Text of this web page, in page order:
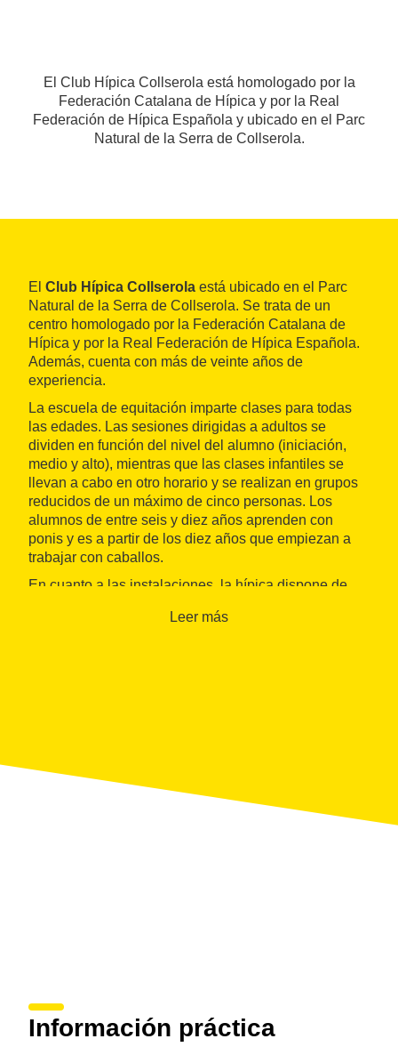
El Club Hípica Collserola está homologado por la
Federación Catalana de Hípica y por la Real
Federación de Hípica Española y ubicado en el Parc
Natural de la Serra de Collserola.
El Club Hípica Collserola está ubicado en el Parc
Natural de la Serra de Collserola. Se trata de un
centro homologado por la Federación Catalana de
Hípica y por la Real Federación de Hípica Española.
Además, cuenta con más de veinte años de
experiencia.
La escuela de equitación imparte clases para todas
las edades. Las sesiones dirigidas a adultos se
dividen en función del nivel del alumno (iniciación,
medio y alto), mientras que las clases infantiles se
llevan a cabo en otro horario y se realizan en grupos
reducidos de un máximo de cinco personas. Los
alumnos de entre seis y diez años aprenden con
ponis y es a partir de los diez años que empiezan a
trabajar con caballos.
En cuanto a las instalaciones, la hípica dispone de
reglamentarias, una para hacer clases con ponis y
Leer más
Información práctica